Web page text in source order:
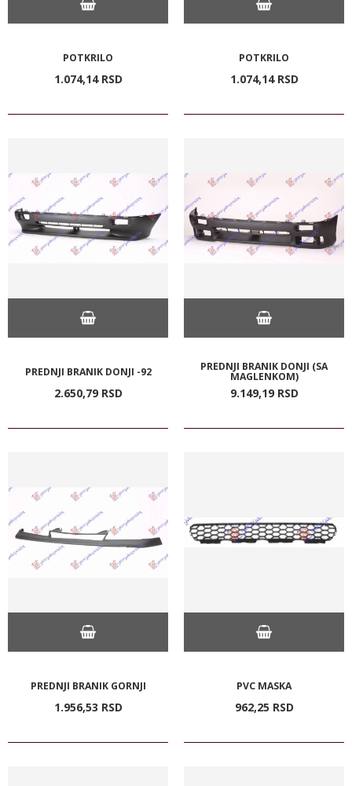
POTKRILO
1.074,14 RSD
POTKRILO
1.074,14 RSD
PREDNJI BRANIK DONJI -92
2.650,79 RSD
PREDNJI BRANIK DONJI (SA
MAGLENKOM)
9.149,19 RSD
PREDNJI BRANIK GORNJI
1.956,53 RSD
PVC MASKA
962,25 RSD